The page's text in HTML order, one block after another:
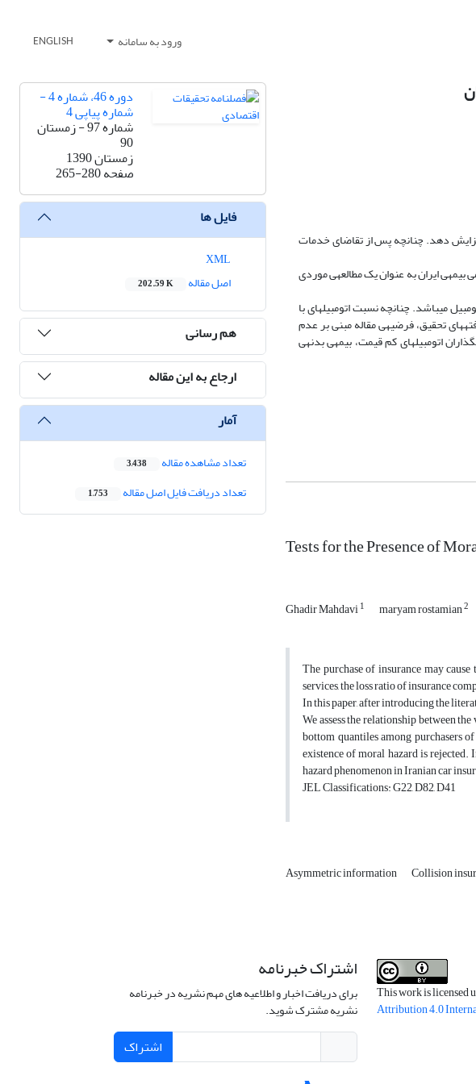
ورود به سامانه ENGLISH
تقاضای بیمه ممکن است موجب شود بیمه شونده بیش از مقدار پیش‎بینی شده بر شرکت بیمه‎ی خسارت وارد کند و هزینه‎های شرکت را افزایش دهد. چنان‎چه پس از تقاضای خدمات
درمطالعه‎ی حاضر ابتدا ادبیات مخاطره‎ی اخلاقی مورد بررسی قرار گرفته و سپس وجود مخاطره‎ی اخلاقی در بازار بیمه‎ی اتومبیل شرکت سهامی بیمه‎ی ایران به عنوان یک مطالعه‎ی موردی
روش مورد استفاده به منظورآزمون وجود مخاطره‎ی اخلاقی در مقاله ،بررسی رابطه‎ی بین ارزش اتومبیل‎های بیمه شده وخرید بیمه‎ی بدنه اتومبیل می‎باشد. چنان‎چه نسبت اتومبیل‎های با
ارزش پایین در دهک‎های ارزشی زیرین در میان خریداران بیمه‎ی بدنه زیاد باشد، فرضیه‎ی عدم وجود مخاطره‎ی اخلاقی رد می‎شود. طبق یافته‎های تحقیق، فرضیه‎ی مقاله مبنی بر عدم
وجود پدیده‎ی مخاطره‎ی اخلاقی در بازار بیمه‎ی اتومبیل رد شده است. به عبارت دیگر در بازار بیمه‎ی اتومبیل ایران درصد بالایی از بیمه‎گذاران اتومبیل‎های کم قیمت، بیمه‎ی بدنه‎ی
Tests for the Presence of
Ghadir Mahdavi1 maryam rostamian2
The purchase of insurance may
services, the loss ratio of insurance
In this paper, after introducing the
We assess the relationship between
bottom quantiles among purchasers
existence of moral hazard is
hazard phenomenon in Iranian car
JEL Classifications: G22, D82, D41
Asymmetric information Collision
دوره 46، شماره 4 -
شماره پیاپی 4
شماره 97 - زمستان
90
زمستان 1390
صفحه265-280
فایل ها
اصل مقاله
202.59 K
هم رسانی
ارجاع به این مقاله
آمار
تعداد مشاهده مقاله 3,438
تعداد دریافت فایل اصل مقاله 1,753
This work is licensed
Attribution 4.0
اشتراک خبرنامه
برای دریافت اخبار و اطلاعیه های مهم نشریه در خبرنامه
نشریه مشترک شوید.
اشتراک